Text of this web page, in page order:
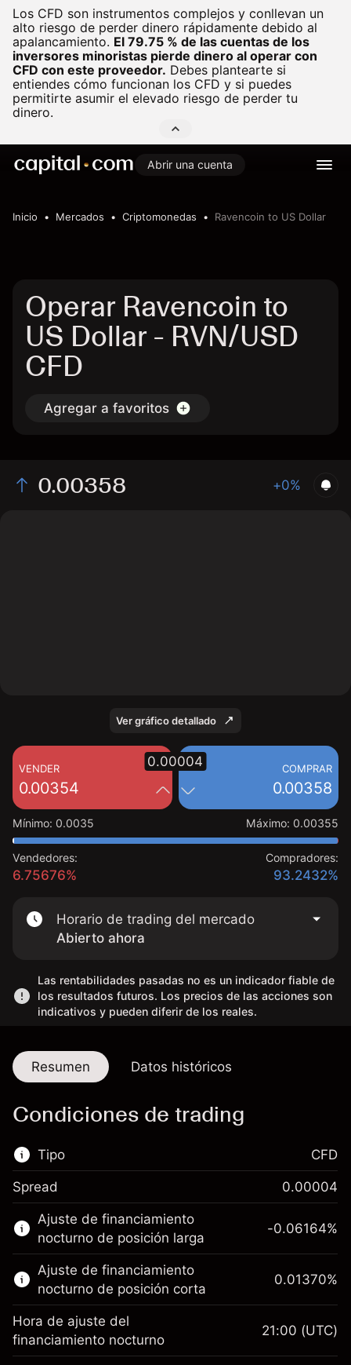
Los CFD son instrumentos complejos y conllevan un
alto riesgo de perder dinero rápidamente debido al
apalancamiento. El 79.75 % de las cuentas de los
inversores minoristas pierde dinero al operar con
CFD con este proveedor. Debes plantearte si
entiendes cómo funcionan los CFD y si puedes
permitirte asumir el elevado riesgo de perder tu
dinero.
Abrir una cuenta
Inicio Mercados Criptomonedas Ravencoin to US Dollar
Operar Ravencoin to
US Dollar - RVN/USD
CFD
Agregar a favoritos
0.00358 +0%
Ver gráfico detallado
VENDER
0.00354
COMPRAR
0.00358
0.00004
Mínimo: 0.0035 Máximo: 0.00355
Vendedores:
6.75676%
Compradores:
93.2432%
Horario de trading del mercado
Abierto ahora
Las rentabilidades pasadas no es un indicador fiable de
los resultados futuros. Los precios de las acciones son
indicativos y pueden diferir de los reales.
Resumen Datos históricos
Condiciones de trading
Tipo
Este mercado financiero está disponible para
hacer trading con CFD.
Obtén más información sobre:
CFD
CFD
Spread 0.00004
Ajuste de financiamiento
nocturno de posición larga
-0.06164%
Ajuste de financiamiento
nocturno de posición corta
0.01370%
Hora de ajuste del
financiamiento nocturno
21:00 (UTC)